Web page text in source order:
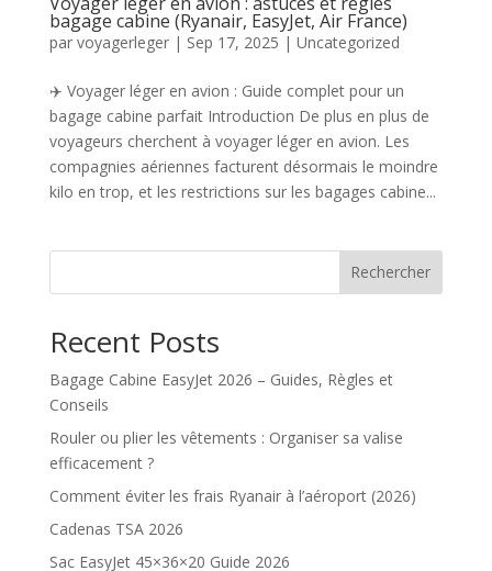
bagage cabine (Ryanair, EasyJet, Air France)
par voyagerleger| Sep 17, 2025 | Uncategorized
✈️ Voyager léger en avion : Guide complet pour un
bagage cabine parfait Introduction De plus en plus de
voyageurs cherchent à voyager léger en avion. Les
compagnies aériennes facturent désormais le moindre
kilo en trop, et les restrictions sur les bagages cabine...
Rechercher
Recent Posts
Bagage Cabine EasyJet 2026 – Guides, Règles et
Conseils
Rouler ou plier les vêtements : Organiser sa valise
efficacement ?
Comment éviter les frais Ryanair à l’aéroport (2026)
Cadenas TSA 2026
Sac EasyJet 45×36×20 Guide 2026